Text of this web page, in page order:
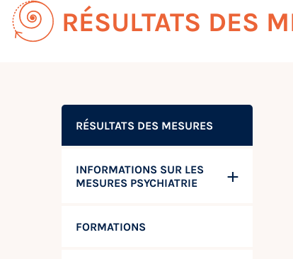
RÉSULTATS DES
RÉSULTATS DES MESURES
INFORMATIONS SUR LES
MESURES PSYCHIATRIE
FORMATIONS